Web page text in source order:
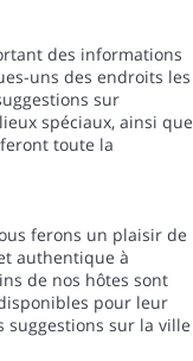
des informations
uns des endroits les
sur
spéciaux, ainsi que
toute la
ferons un plaisir de
authentique à
de nos hôtes sont
pour leur
sur la ville